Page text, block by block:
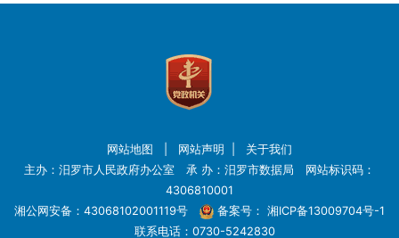
网站地图 网站声明
关于我们
主办：汨罗市人民政府办公室 承 办：汨罗市数据局 网站标识码：
4306810001
湘公网安备：43068102001119号
备案号： 湘ICP备13009704号-1
联系电话：0730-5242830